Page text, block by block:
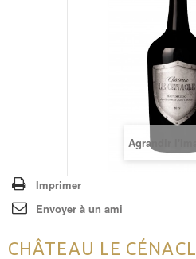
Agrandir
Imprimer
Envoyer à un ami
CHÂTEAU LE